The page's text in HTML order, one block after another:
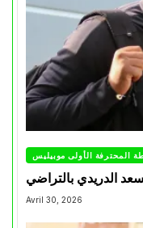
المحترفة الأولى موبيليس
الدريدي بالتراضي
Avril 30, 2026